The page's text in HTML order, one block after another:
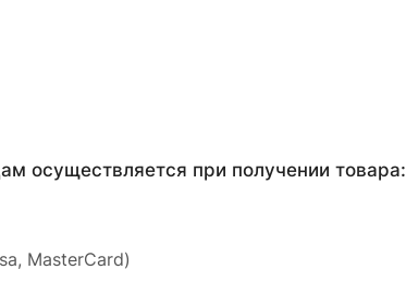
осуществляется при получении товара:
MasterCard)